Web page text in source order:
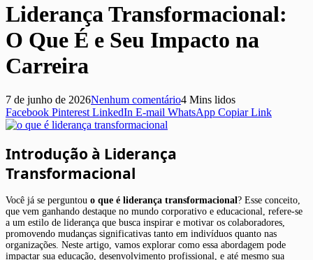
Liderança Transformacional:
O Que É e Seu Impacto na
Carreira
7 de junho de 2026Nenhum comentário4 Mins lidos
Facebook Pinterest LinkedIn E-mail WhatsApp Copiar Link
Introdução à Liderança
Transformacional
Você já se perguntou o que é liderança transformacional? Esse conceito,
que vem ganhando destaque no mundo corporativo e educacional, refere-se
a um estilo de liderança que busca inspirar e motivar os colaboradores,
promovendo mudanças significativas tanto em indivíduos quanto nas
organizações. Neste artigo, vamos explorar como essa abordagem pode
impactar sua educação, desenvolvimento profissional, e até mesmo sua